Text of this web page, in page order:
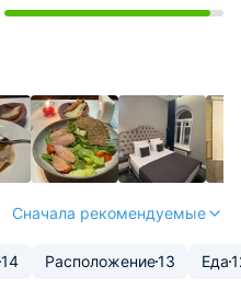
Сначала рекомендуемые
14 Расположение13 Еда